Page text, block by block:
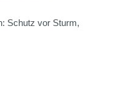
Schutz vor Sturm,